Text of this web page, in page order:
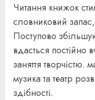
Читання книжок
словниковий
Поступово
вдасться постійно
заняття творчістю.
музика та театр
здібності.